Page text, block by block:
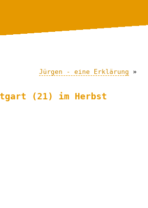
Jürgen - eine Erklärung »
(21) im Herbst